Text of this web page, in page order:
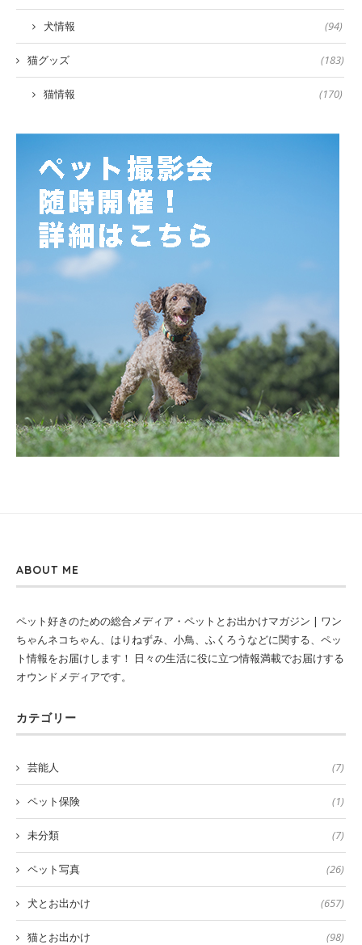
犬情報 (94)
猫グッズ (183)
猫情報 (170)
ABOUT ME
ペット好きのための総合メディア・ペットとお出かけマガジン | ワン
ちゃんネコちゃん、はりねずみ、小鳥、ふくろうなどに関する、ペッ
ト情報をお届けします！ 日々の生活に役に立つ情報満載でお届けする
オウンドメディアです。
カテゴリー
芸能人 (7)
ペット保険 (1)
未分類 (7)
ペット写真 (26)
犬とお出かけ (657)
猫とお出かけ (98)